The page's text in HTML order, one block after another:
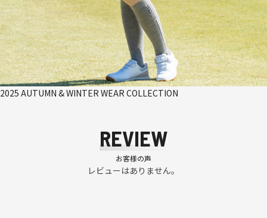
2025 AUTUMN & WINTER WEAR COLLECTION
REVIEW
お客様の声
レビューはありません。